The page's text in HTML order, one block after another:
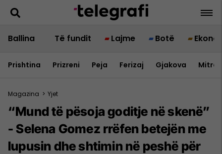
Ballina Të fundit Lajme Botë
Prishtina Prizreni Peja Ferizaj Gjakova
Magazina > Yjet
“Mund të pësoja goditje në skenë”
- Selena Gomez rrëfen betejën me
lupusin dhe shtimin në peshë për